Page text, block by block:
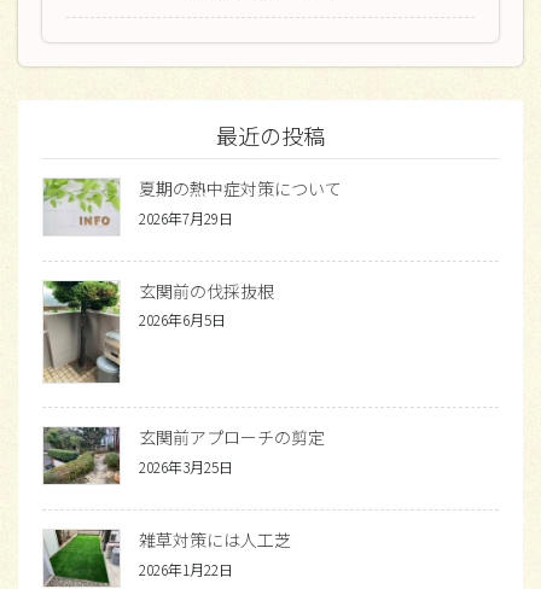
最近の投稿
夏期の熱中症対策について
2026年7月29日
玄関前の伐採抜根
2026年6月5日
玄関前アプローチの剪定
2026年3月25日
雑草対策には人工芝
2026年1月22日